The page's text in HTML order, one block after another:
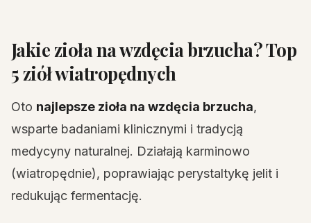
Jakie zioła na wzdęcia brzucha? Top
5 ziół wiatropędnych
Oto najlepsze zioła na wzdęcia brzucha,
wsparte badaniami klinicznymi i tradycją
medycyny naturalnej. Działają karminowo
(wiatropędnie), poprawiając perystaltykę jelit i
redukując fermentację.